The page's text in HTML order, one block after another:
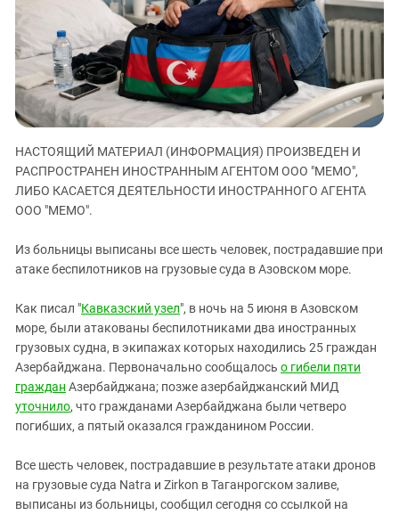
ЗАСТАВЛЯЕТ
КАВКАЗ ЗА ПАЛЕСТИНУ
ИНАКОМЫСЛИЕ В ЧЕЧНЕ
ПРЕСЛЕДОВАНИЕ АКТИВИСТОВ
МОБИЛИЗАЦИЯ И ПРОТЕСТЫ
Ингушетия
Кабардино-Балкария
Калмыкия
Карачаево-Черкесия
Краснодарский край
Российская Федерация
Северная Осетия - Алания
Ставропольский край
Чечня
Южная Осетия
Южный Кавказ
ЮФО
НАСТОЯЩИЙ МАТЕРИАЛ (ИНФОРМАЦИЯ) ПРОИЗВЕДЕН И
РАСПРОСТРАНЕН ИНОСТРАННЫМ АГЕНТОМ ООО "МЕМО",
ЛИБО КАСАЕТСЯ ДЕЯТЕЛЬНОСТИ ИНОСТРАННОГО АГЕНТА
ООО "МЕМО".
Из больницы выписаны все шесть человек, пострадавшие при
атаке беспилотников на грузовые суда в Азовском море.
Как писал "Кавказский узел", в ночь на 5 июня в Азовском
море, были атакованы беспилотниками два иностранных
грузовых судна, в экипажах которых находились 25 граждан
Азербайджана. Первоначально сообщалось о гибели пяти
граждан Азербайджана; позже азербайджанский МИД
уточнило, что гражданами Азербайджана были четверо
погибших, а пятый оказался гражданином России.
Все шесть человек, пострадавшие в результате атаки дронов
на грузовые суда Natra и Zirkon в Таганрогском заливе,
выписаны из больницы, сообщил сегодня со ссылкой на